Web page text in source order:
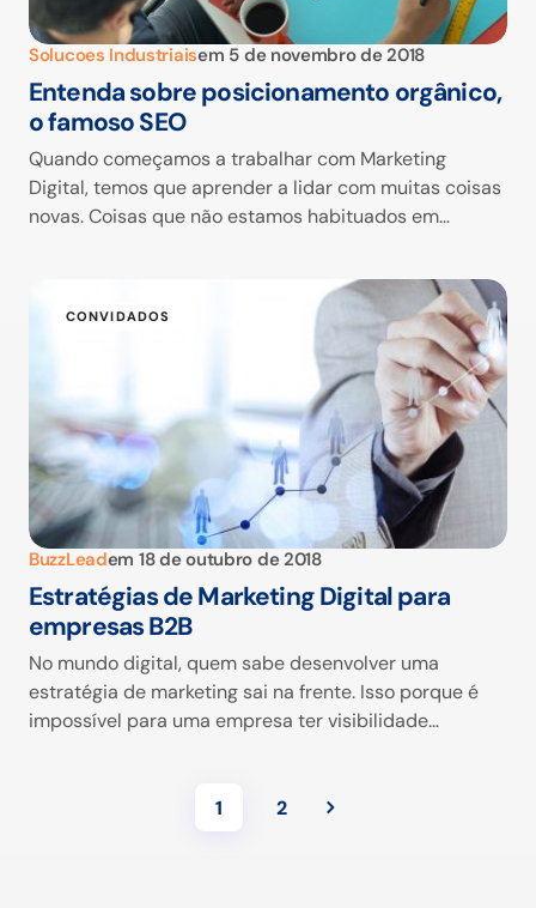
Solucoes Industriaisem 5 de novembro de 2018
Entenda sobre posicionamento orgânico,
o famoso SEO
Quando começamos a trabalhar com Marketing
Digital, temos que aprender a lidar com muitas coisas
novas. Coisas que não estamos habituados em…
CONVIDADOS
BuzzLeadem 18 de outubro de 2018
Estratégias de Marketing Digital para
empresas B2B
No mundo digital, quem sabe desenvolver uma
estratégia de marketing sai na frente. Isso porque é
impossível para uma empresa ter visibilidade…
1 2